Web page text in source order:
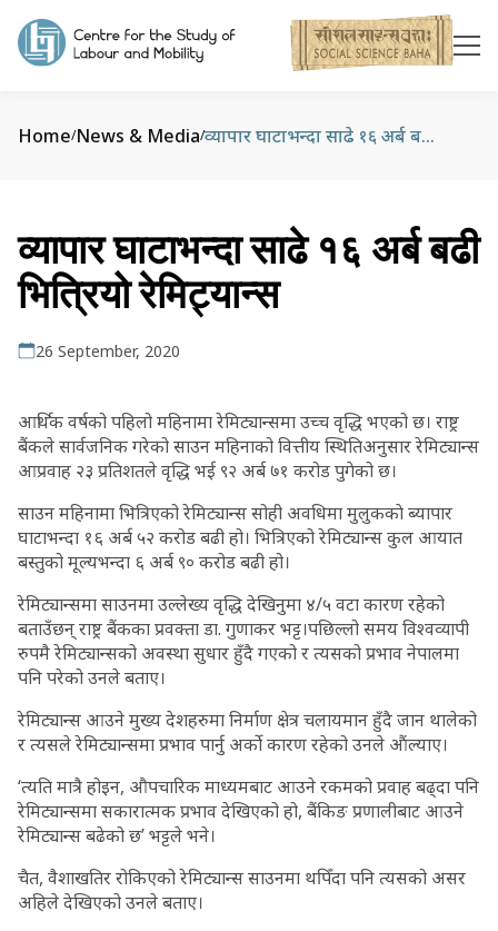
Home/News & Media/ व्यापार घाटाभन्दा साढे १६ अर्ब बढी भित्रियो रेमिट्यान्स
व्यापार घाटाभन्दा साढे १६ अर्ब बढी
भित्रियो रेमिट्यान्स
26 September, 2020
आर्थिक वर्षको पहिलो महिनामा रेमिट्यान्समा उच्च वृद्धि भएको छ। राष्ट्र
बैंकले सार्वजनिक गरेको साउन महिनाको वित्तीय स्थितिअनुसार रेमिट्यान्स
आप्रवाह २३ प्रतिशतले वृद्धि भई ९२ अर्ब ७१ करोड पुगेको छ।
साउन महिनामा भित्रिएको रेमिट्यान्स सोही अवधिमा मुलुककाे ब्यापार
घाटाभन्दा १६ अर्ब ५२ करोड बढी हो। भित्रिएको रेमिट्यान्स कुल आयात
बस्तुको मूल्यभन्दा ६ अर्ब ९० करोड बढी हो।
रेमिट्यान्समा साउनमा उल्लेख्य वृद्धि देखिनुमा ४/५ वटा कारण रहेको
बताउँछन् राष्ट्र बैंकका प्रवक्ता डा. गुणाकर भट्ट।पछिल्लो समय विश्वव्यापी
रुपमै रेमिट्यान्सको अवस्था सुधार हुँदै गएको र त्यसको प्रभाव नेपालमा
पनि परेको उनले बताए।
रेमिट्यान्स आउने मुख्य देशहरुमा निर्माण क्षेत्र चलायमान हुँदै जान थालेको
र त्यसले रेमिट्यान्समा प्रभाव पार्नु अर्को कारण रहेको उनले औंल्याए।
‘त्यति मात्रै होइन, औपचारिक माध्यमबाट आउने रकमको प्रवाह बढ्दा पनि
रेमिट्यान्समा सकारात्मक प्रभाव देखिएको हो, बैंकिङ प्रणालीबाट आउने
रेमिट्यान्स बढेको छ’ भट्टले भने।
चैत, वैशाखतिर रोकिएको रेमिट्यान्स साउनमा थपिँदा पनि त्यसको असर
अहिले देखिएको उनले बताए।